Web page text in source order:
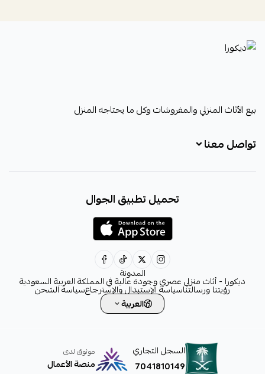
ديكورا
بيع الأثاث المنزلي والمفروشات وكل ما يحتاجه المنزل
تواصل معنا
decora6586@gmail.com
تحميل تطبيق الجوال
المدونة
ديكورا - أثاث منزلي عصري وجودة عالية في المملكة العربية السعودية
رؤيتنا ورسالتناسياسة الإستبدال والإسترجاعسياسة الشحن
العربية
السجل التجاري
7041810149
موثوق لدى
منصة الأعمال